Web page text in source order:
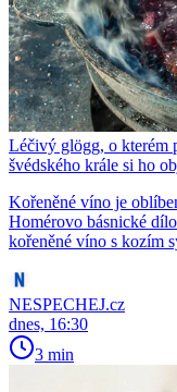
Léčivý glögg, o kterém
švédského krále si ho
Kořeněné víno je
Homérovo básnické
kořeněné víno s kozím
NESPECHEJ.cz
dnes, 16:30
3 min